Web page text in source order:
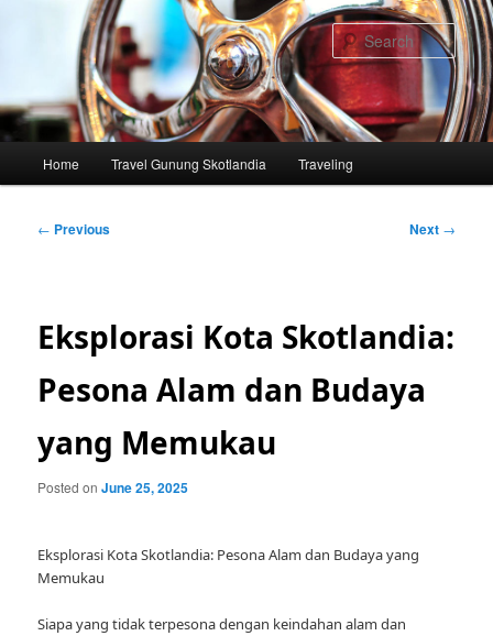
Home Travel Gunung Skotlandia Traveling
Post
← Previous Next →
Eksplorasi Kota Skotlandia:
Pesona Alam dan Budaya
yang Memukau
Posted onJune 25, 2025
Eksplorasi Kota Skotlandia: Pesona Alam dan Budaya yang
Memukau
Siapa yang tidak terpesona dengan keindahan alam dan